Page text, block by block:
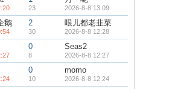
23 2026-8-8 13:09
鹅 2
30
哏儿都老韭菜
2026-8-8 12:28
0
8
Seas2
2026-8-8 12:27
0
10
momo
2026-8-8 12:24